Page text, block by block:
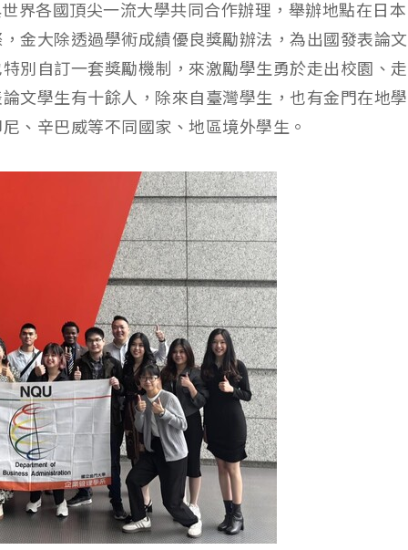
界各國頂尖一流大學共同合作辦理，舉辦地點在日本
金大除透過學術成績優良獎勵辦法，為出國發表論文
別自訂一套獎勵機制，來激勵學生勇於走出校園、走
文學生有十餘人，除來自臺灣學生，也有金門在地學
、辛巴威等不同國家、地區境外學生。